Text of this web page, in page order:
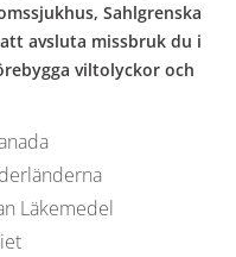
Sahlgrenska
avsluta missbruk du i
viltolyckor och
Läkemedel